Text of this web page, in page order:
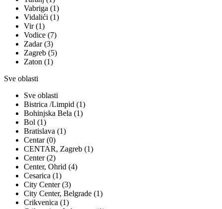
Vabriga (1)
Vidalići (1)
Vir (1)
Vodice (7)
Zadar (3)
Zagreb (5)
Zaton (1)
Sve oblasti
Sve oblasti
Bistrica /Limpid (1)
Bohinjska Bela (1)
Bol (1)
Bratislava (1)
Centar (0)
CENTAR, Zagreb (1)
Center (2)
Center, Ohrid (4)
Cesarica (1)
City Center (3)
City Center, Belgrade (1)
Crikvenica (1)